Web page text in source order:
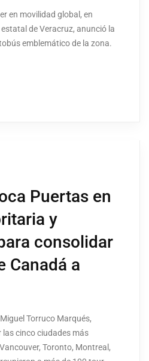
en movilidad global, en
de Veracruz, anunció la
emblemático de la zona.
Puertas en
y
consolidar
Canadá a
Torruco Marqués,
cinco ciudades más
Toronto, Montreal,